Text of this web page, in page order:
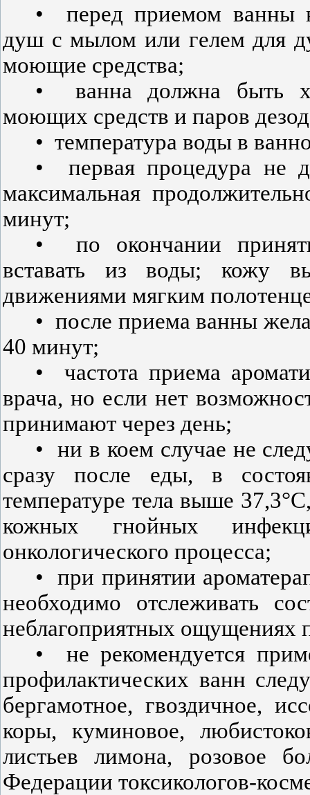
•
перед приемом ванны
душ с мылом или гелем для
моющие средства;
•
ванна должна быть
моющих средств и паров
• температура воды в
•
первая процедура не
максимальная
минут;
•
по окончании
вставать из воды; кожу
движениями мягким
• после приема ванны
40 минут;
•
частота приема
врача, но если нет
принимают через день;
•
ни в коем случае не
сразу после еды, в
температуре тела выше
кожных гнойных
онкологического процесса;
•
при принятии
необходимо отслеживать
неблагоприятных ощущениях
•
не рекомендуется
профилактических ванн
бергамотное, гвоздичное,
коры, куминовое,
листьев лимона, розовое
Федерации токсикологов-